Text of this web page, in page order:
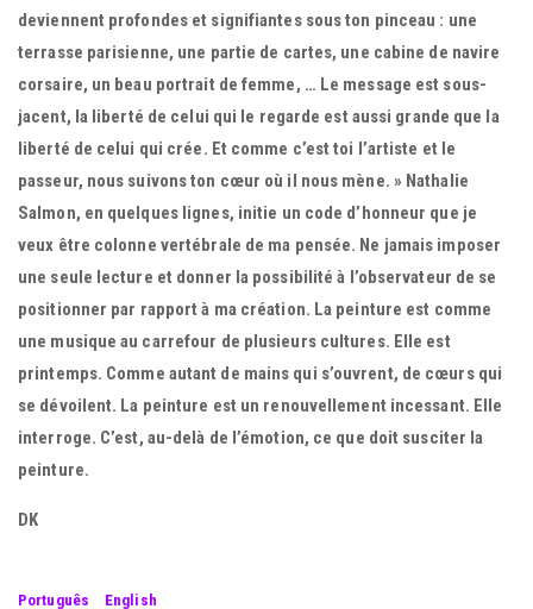
deviennent profondes et signifiantes sous ton pinceau : une
terrasse parisienne, une partie de cartes, une cabine de navire
corsaire, un beau portrait de femme, … Le message est sous-
jacent, la liberté de celui qui le regarde est aussi grande que la
liberté de celui qui crée. Et comme c’est toi l’artiste et le
passeur, nous suivons ton cœur où il nous mène. » Nathalie
Salmon, en quelques lignes, initie un code d’honneur que je
veux être colonne vertébrale de ma pensée. Ne jamais imposer
une seule lecture et donner la possibilité à l’observateur de se
positionner par rapport à ma création. La peinture est comme
une musique au carrefour de plusieurs cultures. Elle est
printemps. Comme autant de mains qui s’ouvrent, de cœurs qui
se dévoilent. La peinture est un renouvellement incessant. Elle
interroge. C’est, au-delà de l’émotion, ce que doit susciter la
peinture.
DK
Português English